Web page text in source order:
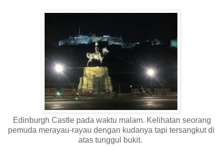
Edinburgh Castle pada waktu malam. Kelihatan seorang
pemuda merayau-rayau dengan kudanya tapi tersangkut di
atas tunggul bukit.